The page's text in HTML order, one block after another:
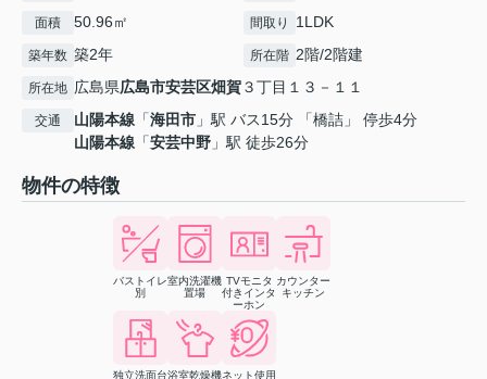
面積 50.96㎡ 間取り 1LDK
築年数 築2年 所在階 2階/2階建
所在地 広島県広島市安芸区畑賀３丁目１３－１１
交通 山陽本線 「海田市 」駅 バス15分 「橋詰」 停歩4分
山陽本線 「安芸中野 」駅 徒歩26分
物件の特徴
バストイレ
別
室内洗濯機
置場
TVモニタ
付きインタ
ーホン
カウンター
キッチン
独立洗面台浴室乾燥機ネット使用